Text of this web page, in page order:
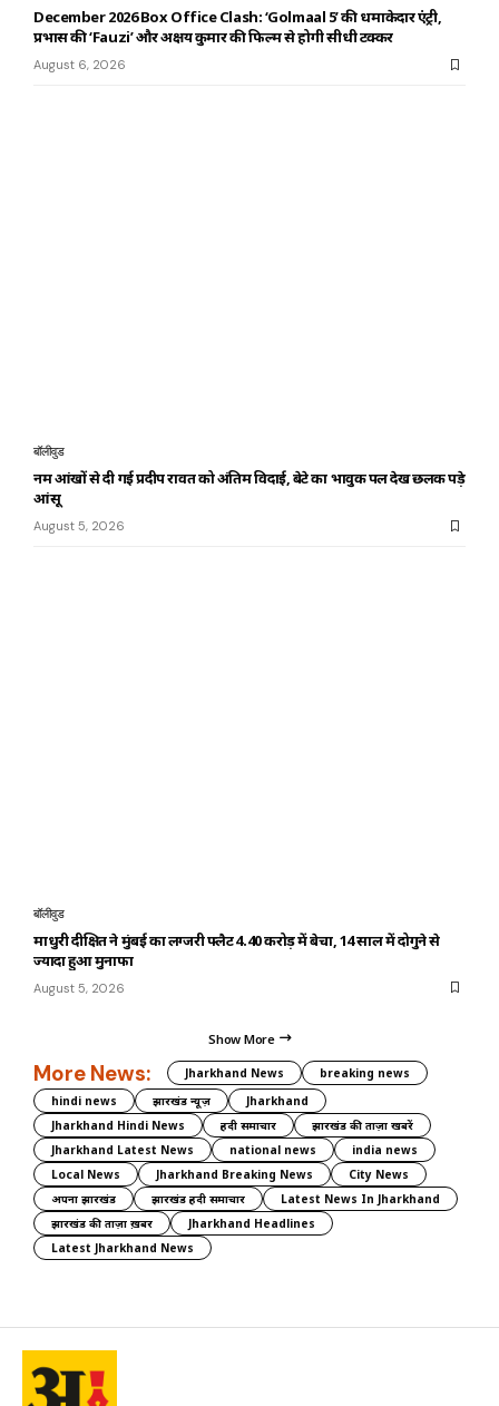
December 2026 Box Office Clash: ‘Golmaal 5’ की धमाकेदार एंट्री,
प्रभास की ‘Fauzi’ और अक्षय कुमार की फिल्म से होगी सीधी टक्कर
August 6, 2026
बॉलीवुड
नम आंखों से दी गई प्रदीप रावत को अंतिम विदाई, बेटे का भावुक पल देख छलक पड़े
आंसू
August 5, 2026
बॉलीवुड
माधुरी दीक्षित ने मुंबई का लग्जरी फ्लैट ₹4.40 करोड़ में बेचा, 14 साल में दोगुने से
ज्यादा हुआ मुनाफा
August 5, 2026
Show More
More News: Jharkhand News
breaking news
hindi news
झारखंड न्यूज़
Jharkhand
Jharkhand Hindi News
हिंदी समाचार
झारखंड की ताज़ा खबरें
Jharkhand Latest News
national news
india news
Local News
Jharkhand Breaking News
City News
अपना झारखंड
झारखंड हिंदी समाचार
Latest News In Jharkhand
झारखंड की ताज़ा ख़बर
Jharkhand Headlines
Latest Jharkhand News